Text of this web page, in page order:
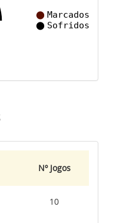
Nº Jogos
10